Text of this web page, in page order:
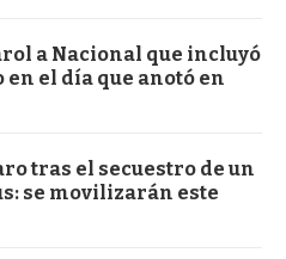
a Nacional que incluyó
en el día que anotó en
tras el secuestro de un
se movilizarán este